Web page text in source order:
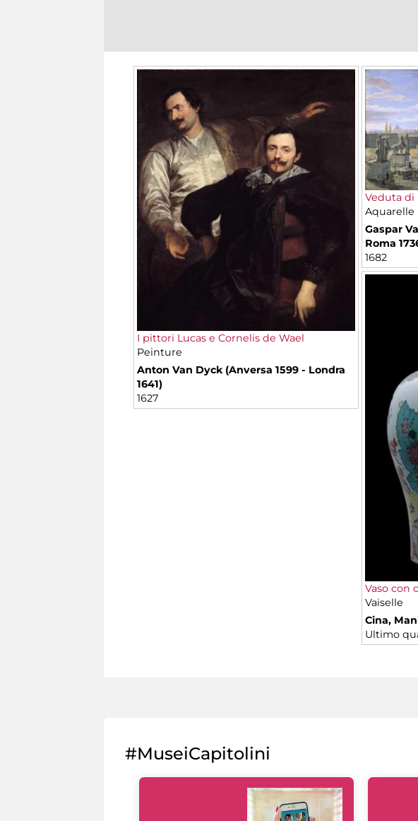
I pittori Lucas e Cornelis de Wael
Peinture
Anton Van Dyck (Anversa 1599 - Londra
1641)
1627
Veduta di
Aquarelle
Gaspar
Roma
1682
Vaso con
Vaiselle
Cina,
Ultimo
#MuseiCapitolini